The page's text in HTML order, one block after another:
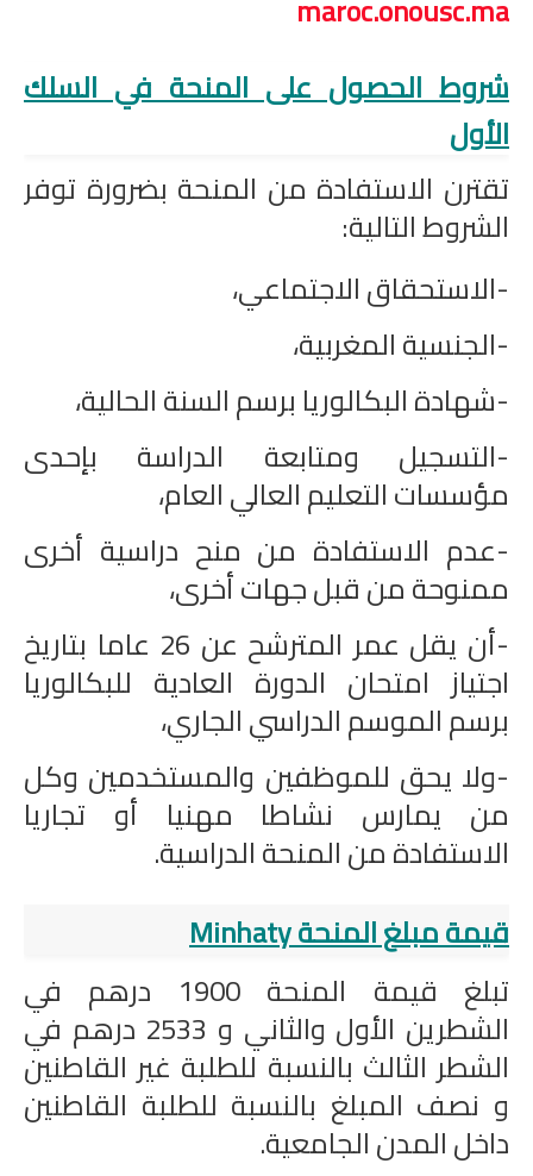
maroc.onousc.ma
شروط الحصول على المنحة في السلك
الأول
تقترن الاستفادة من المنحة بضرورة توفر
الشروط التالية:
-الاستحقاق الاجتماعي،
-الجنسية المغربية،
-شهادة البكالوريا برسم السنة الحالية،
-التسجيل ومتابعة الدراسة بإحدى
مؤسسات التعليم العالي العام،
-عدم الاستفادة من منح دراسية أخرى
ممنوحة من قبل جهات أخرى،
-أن يقل عمر المترشح عن 26 عاما بتاريخ
اجتياز امتحان الدورة العادية للبكالوريا
برسم الموسم الدراسي الجاري،
-ولا يحق للموظفين والمستخدمين وكل
من يمارس نشاطا مهنيا أو تجاريا
الاستفادة من المنحة الدراسية.
قيمة مبلغ المنحة Minhaty
تبلغ قيمة المنحة 1900 درهم في
الشطرين الأول والثاني و 2533 درهم في
الشطر الثالث بالنسبة للطلبة غير القاطنين
و نصف المبلغ بالنسبة للطلبة القاطنين
داخل المدن الجامعية.